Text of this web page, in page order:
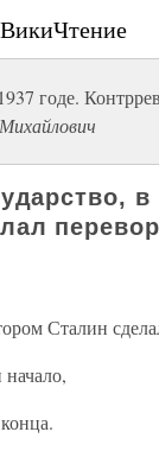
ВикиЧтение
годе.
в
Сталин